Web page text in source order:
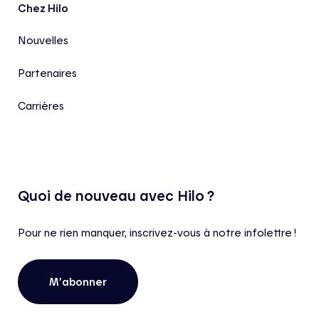
Chez Hilo
Nouvelles
Partenaires
Carrières
Quoi de nouveau avec Hilo ?
Pour ne rien manquer, inscrivez-vous à notre infolettre !
M’abonner